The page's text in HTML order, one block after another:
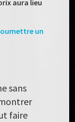
aura lieu
un
sans
faire